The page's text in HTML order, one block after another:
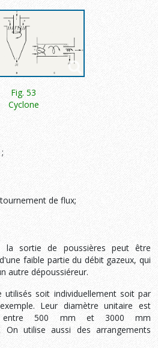
Fig. 53
Cyclone
de flux;
la sortie de poussières peut être
faible partie du débit gazeux, qui
autre dépoussiéreur.
utilisés soit individuellement soit par
Leur diamètre unitaire est
entre 500 mm et 3000 mm
On utilise aussi des arrangements